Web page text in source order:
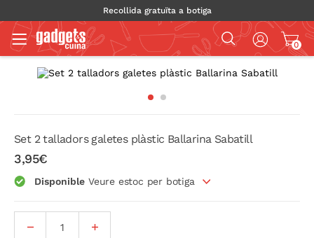
Recollida gratuïta a botiga
0
Set 2 talladors galetes plàstic Ballarina Sabatill
3,95€
Disponible Veure estoc per botiga